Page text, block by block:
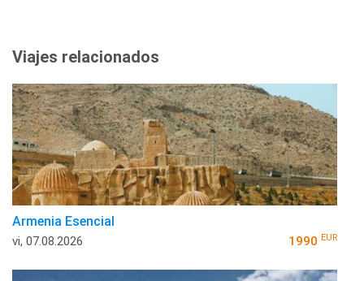
Viajes relacionados
Armenia Esencial
vi, 07.08.2026 1990 EUR